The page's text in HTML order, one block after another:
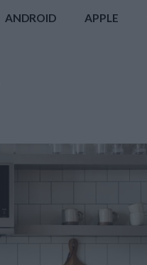
ANDROID APPLE